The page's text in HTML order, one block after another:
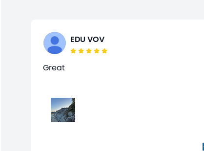
EDU VOV
Great